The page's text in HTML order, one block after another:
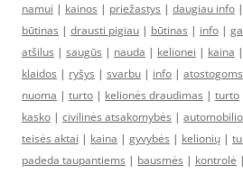
namui | kainos | priežastys | daugiau info |
būtinas | drausti pigiau | būtinas | info |
atšilus | saugūs | nauda | kelionei | kaina |
klaidos | ryšys | svarbu | info | atostogoms
nuoma | turto | kelionės draudimas | turto
kasko | civilinės atsakomybės | automobilio
teisės aktai | kaina | gyvybės | kelionių |
padeda taupantiems | bausmės | kontrolė |